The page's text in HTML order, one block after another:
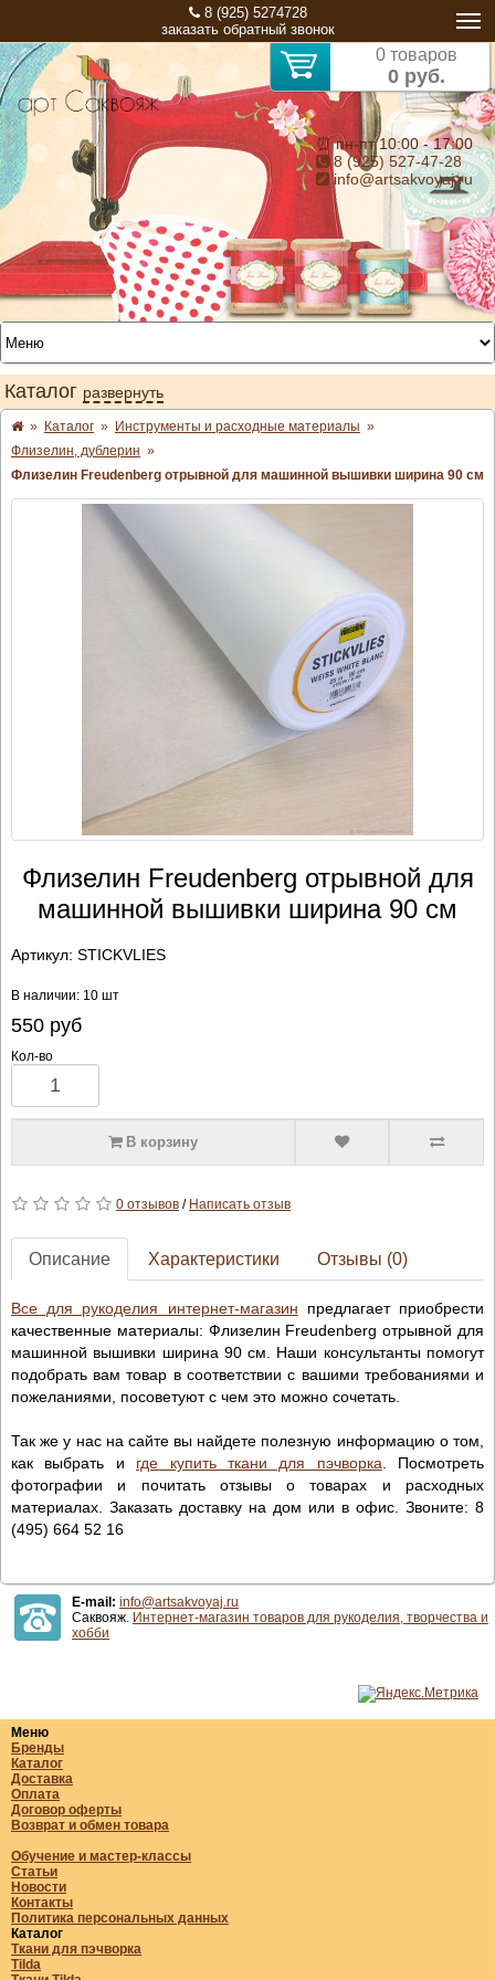
8 (925) 5274728
заказать обратный звонок
0 товаров
0 руб.
⏰ пн-пт 10:00 - 17:00
8 (925) 527-47-28
info@artsakvoyaj.ru
Каталог развернуть
» Каталог » Инструменты и расходные материалы »
Флизелин, дублерин »
Флизелин Freudenberg отрывной для машинной вышивки ширина 90 см
Флизелин Freudenberg отрывной для
машинной вышивки ширина 90 см
Артикул: STICKVLIES
В наличии: 10 шт
550руб
Кол-во
В корзину
0 отзывов/ Написать отзыв
Описание Характеристики Отзывы (0)
Все для рукоделия интернет-магазин предлагает приобрести
качественные материалы: Флизелин Freudenberg отрывной для
машинной вышивки ширина 90 см. Наши консультанты помогут
подобрать вам товар в соответствии с вашими требованиями и
пожеланиями, посоветуют с чем это можно сочетать.
Так же у нас на сайте вы найдете полезную информацию о том,
как выбрать и где купить ткани для пэчворка . Посмотреть
фотографии и почитать отзывы о товарах и расходных
материалах. Заказать доставку на дом или в офис. Звоните: 8
(495) 664 52 16
E-mail: info@artsakvoyaj.ru
Саквояж. Интернет-магазин товаров для рукоделия, творчества и
хобби
Меню
Бренды
Каталог
Доставка
Оплата
Договор оферты
Возврат и обмен товара
Обучение и мастер-классы
Статьи
Новости
Контакты
Политика персональных данных
Каталог
Ткани для пэчворка
Tilda